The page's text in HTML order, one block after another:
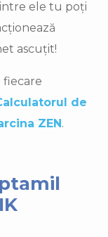
ele tu poți
ascuțit!
fiecare
de
ZEN .